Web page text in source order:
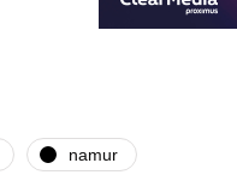
namur